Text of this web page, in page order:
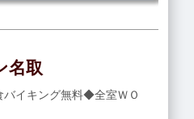
名取
イキング無料◆全室ＷＯ